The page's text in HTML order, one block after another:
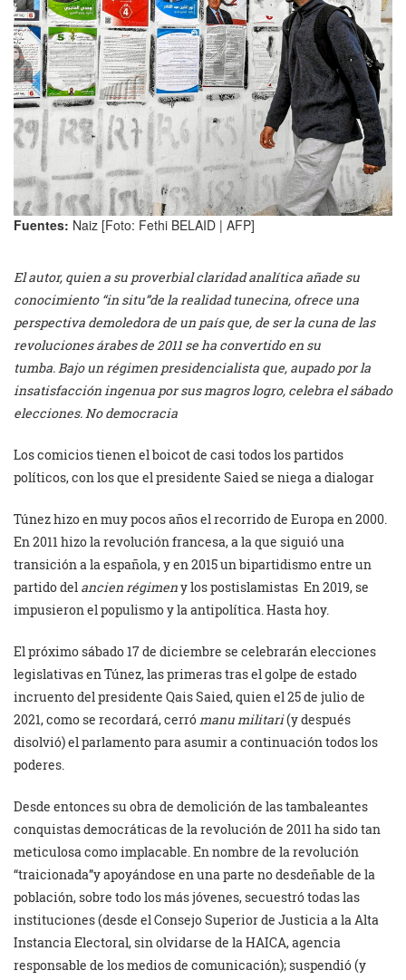
Fuentes: Naiz [Foto: Fethi BELAID | AFP]
El autor, quien a su proverbial claridad analítica añade su
conocimiento “in situ”de la realidad tunecina, ofrece una
perspectiva demoledora de un país que, de ser la cuna de las
revoluciones árabes de 2011 se ha convertido en su
tumba. Bajo un régimen presidencialista que, aupado por la
insatisfacción ingenua por sus magros logro, celebra el sábado
elecciones. No democracia
Los comicios tienen el boicot de casi todos los partidos
políticos, con los que el presidente Saied se niega a dialogar
Túnez hizo en muy pocos años el recorrido de Europa en 2000.
En 2011 hizo la revolución francesa, a la que siguió una
transición a la española, y en 2015 un bipartidismo entre un
partido del ancien régimeny los postislamistas En 2019, se
impusieron el populismo y la antipolítica. Hasta hoy.
El próximo sábado 17 de diciembre se celebrarán elecciones
legislativas en Túnez, las primeras tras el golpe de estado
incruento del presidente Qais Saied, quien el 25 de julio de
2021, como se recordará, cerrómanu militari(y después
disolvió) el parlamento para asumir a continuación todos los
poderes.
Desde entonces su obra de demolición de las tambaleantes
conquistas democráticas de la revolución de 2011 ha sido tan
meticulosa como implacable. En nombre de la revolución
“traicionada”y apoyándose en una parte no desdeñable de la
población, sobre todo los más jóvenes, secuestró todas las
instituciones (desde el Consejo Superior de Justicia a la Alta
Instancia Electoral, sin olvidarse de la HAICA, agencia
responsable de los medios de comunicación); suspendió (y